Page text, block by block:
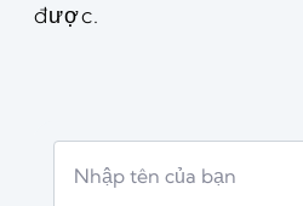
được.